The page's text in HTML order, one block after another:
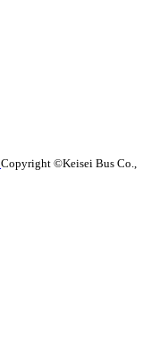
Copyright ©Keisei Bus Co.,